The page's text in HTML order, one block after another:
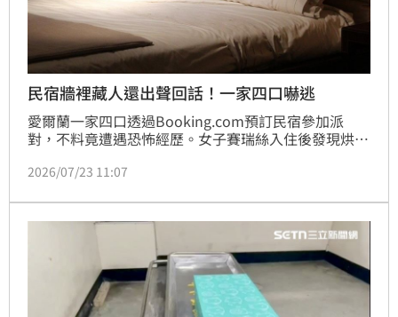
民宿牆裡藏人還出聲回話！一家四口嚇逃
愛爾蘭一家四口透過Booking.com預訂民宿參加派
對，不料竟遭遇恐怖經歷。女子賽瑞絲入住後發現烘衣
名陌生男子躲在其中，嚇得一家人倉皇逃離。面對質
Booking.com已緊急將該涉事房源下架並展開調查，
當地警方也已介入了解。此事件宛如Netflix驚悚片情
節，提醒民眾旅遊住宿時務必提高警覺，確保自身人身
安全
2026/07/23 11:07